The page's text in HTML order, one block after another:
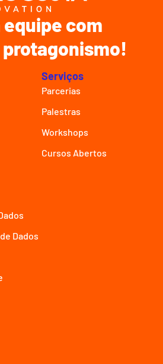
com
Serviços
Parcerias
Palestras
Workshops
Cursos Abertos
Dados